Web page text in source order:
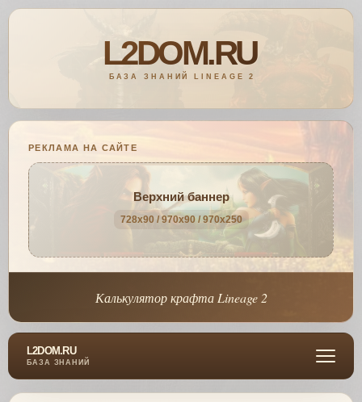
РЕКЛАМА НА САЙТЕ
Верхний баннер
728x90 / 970x90 / 970x250
Калькулятор крафта Lineage 2
L2DOM.RU
БАЗА ЗНАНИЙ